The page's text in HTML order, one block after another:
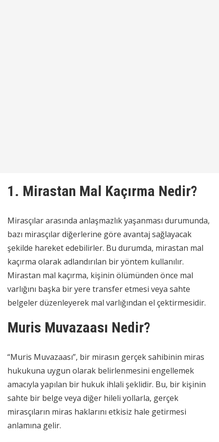
1. Mirastan Mal Kaçırma Nedir?
Mirasçılar arasında anlaşmazlık yaşanması durumunda,
bazı mirasçılar diğerlerine göre avantaj sağlayacak
şekilde hareket edebilirler. Bu durumda, mirastan mal
kaçırma olarak adlandırılan bir yöntem kullanılır.
Mirastan mal kaçırma, kişinin ölümünden önce mal
varlığını başka bir yere transfer etmesi veya sahte
belgeler düzenleyerek mal varlığından el çektirmesidir.
Muris Muvazaası Nedir?
“Muris Muvazaası”, bir mirasın gerçek sahibinin miras
hukukuna uygun olarak belirlenmesini engellemek
amacıyla yapılan bir hukuk ihlali şeklidir. Bu, bir kişinin
sahte bir belge veya diğer hileli yollarla, gerçek
mirasçıların miras haklarını etkisiz hale getirmesi
anlamına gelir.